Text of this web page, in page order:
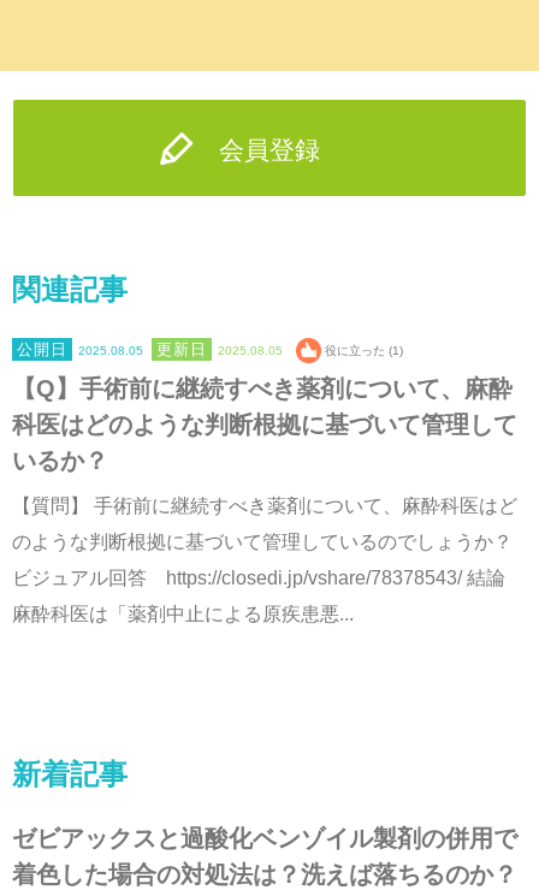
会員登録
関連記事
2025.08.05 2025.08.05 役に立った (1)
【Q】手術前に継続すべき薬剤について、麻酔
科医はどのような判断根拠に基づいて管理して
いるか？
【質問】 手術前に継続すべき薬剤について、麻酔科医はど
のような判断根拠に基づいて管理しているのでしょうか？
ビジュアル回答 https://closedi.jp/vshare/78378543/ 結論
麻酔科医は「薬剤中止による原疾患悪...
新着記事
ゼビアックスと過酸化ベンゾイル製剤の併用で
着色した場合の対処法は？洗えば落ちるのか？